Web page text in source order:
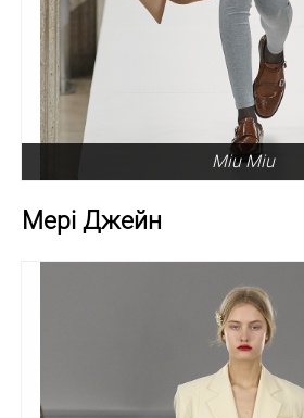
Miu Miu
Мері Джейн